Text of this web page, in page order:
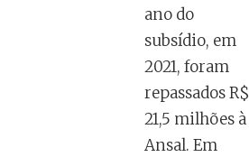
ano do
subsídio, em
2021, foram
repassados R$
21,5 milhões à
Ansal. Em